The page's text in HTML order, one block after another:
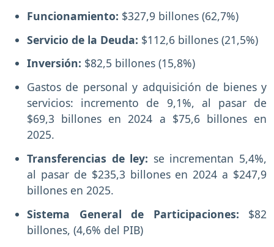
Funcionamiento: $327,9 billones (62,7%)
Servicio de la Deuda: $112,6 billones (21,5%)
Inversión: $82,5 billones (15,8%)
Gastos de personal y adquisición de bienes y
servicios: incremento de 9,1%, al pasar de
$69,3 billones en 2024 a $75,6 billones en
2025.
Transferencias de ley: se incrementan 5,4%,
al pasar de $235,3 billones en 2024 a $247,9
billones en 2025.
Sistema General de Participaciones: $82
billones, (4,6% del PIB)